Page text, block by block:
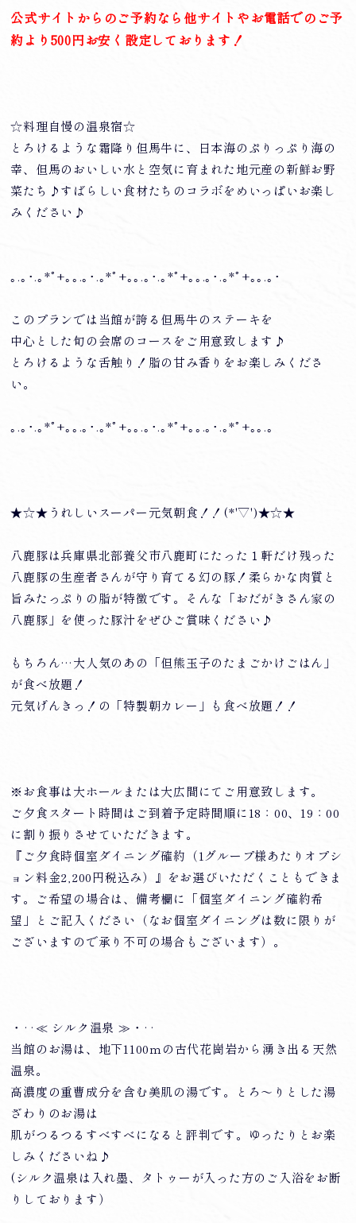
公式サイトからのご予約なら他サイトやお電話でのご予
約より500円お安く設定しております！
☆料理自慢の温泉宿☆
とろけるような霜降り但馬牛に、日本海のぷりっぷり海の
幸、但馬のおいしい水と空気に育まれた地元産の新鮮お野
菜たち♪すばらしい食材たちのコラボをめいっぱいお楽し
みください♪
｡.｡･.｡*ﾟ+｡｡.｡･.｡*ﾟ+｡｡.｡･.｡*ﾟ+｡｡.｡･.｡*ﾟ+｡｡.｡･
このプランでは当館が誇る但馬牛のステーキを
中心とした旬の会席のコースをご用意致します♪
とろけるような舌触り！脂の甘み香りをお楽しみくださ
い。
｡.｡･.｡*ﾟ+｡｡.｡･.｡*ﾟ+｡｡.｡･.｡*ﾟ+｡｡.｡･.｡*ﾟ+｡｡.｡
★☆★うれしいスーパー元気朝食！！(*'▽')★☆★
八鹿豚は兵庫県北部養父市八鹿町にたった１軒だけ残った
八鹿豚の生産者さんが守り育てる幻の豚！柔らかな肉質と
旨みたっぷりの脂が特徴です。そんな「おだがきさん家の
八鹿豚」を使った豚汁をぜひご賞味ください♪
もちろん…大人気のあの「但熊玉子のたまごかけごはん」
が食べ放題！
元気げんきっ！の「特製朝カレー」も食べ放題！！
※お食事は大ホールまたは大広間にてご用意致します。
ご夕食スタート時間はご到着予定時間順に18：00、19：00
に割り振りさせていただきます。
『ご夕食時個室ダイニング確約（1グループ様あたりオプシ
ョン料金2,200円税込み）』をお選びいただくこともできま
す。ご希望の場合は、備考欄に「個室ダイニング確約希
望」とご記入ください（なお個室ダイニングは数に限りが
ございますので承り不可の場合もございます）。
・‥≪ シルク温泉 ≫・‥
当館のお湯は、地下1100ｍの古代花崗岩から湧き出る天然
温泉。
高濃度の重曹成分を含む美肌の湯です。とろ～りとした湯
ざわりのお湯は
肌がつるつるすべすべになると評判です。ゆったりとお楽
しみくださいね♪
(シルク温泉は入れ墨、タトゥーが入った方のご入浴をお断
りしております）